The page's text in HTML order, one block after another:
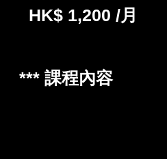
1,200 /月
*​** 課程內容